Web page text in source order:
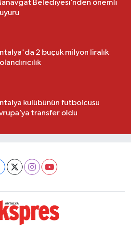
Belediyesi’nden önemli
2 buçuk milyon liralık
kulübünün futbolcusu
transfer oldu